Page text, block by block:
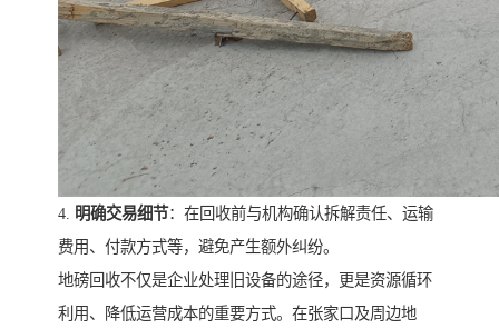
4. 明确交易细节：在回收前与机构确认拆解责任、运输
费用、付款方式等，避免产生额外纠纷。
地磅回收不仅是企业处理旧设备的途径，更是资源循环
利用、降低运营成本的重要方式。在张家口及周边地